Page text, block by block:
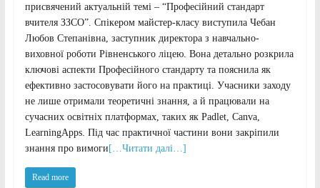
присвячений актуальній темі – “Професійний стандарт
вчителя ЗЗСО”. Спікером майстер-класу виступила Чебан
Любов Степанівна, заступник директора з навчально-
виховної роботи Рівненського ліцею. Вона детально розкрила
ключові аспекти Професійного стандарту та пояснила як
ефективно застосовувати його на практиці. Учасники заходу
не лише отримали теоретичні знання, а й працювали на
сучасних освітніх платформах, таких як Padlet, Canva,
LearningApps. Під час практичної частини вони закріпили
знання про вимоги […Читати далі…]
Read more